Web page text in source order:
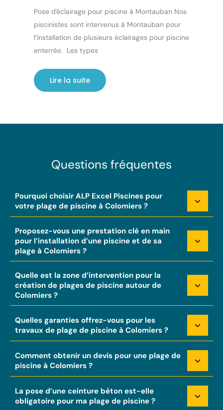
Pose d'éclairage pour piscine à Montauban Nos
piscinistes sont intervenus à Montauban pour
l’installation de plusieurs éclairages pour piscine
enterrée. Les types
Lire la suite
Questions fréquentes
Pourquoi choisir ALP Excel Piscines pour
votre plage de piscine à Colomiers ?
Proposez-vous une prestation clé en main
pour l’installation d’une piscine et de sa
plage à Colomiers ?
Quelle est la zone d’intervention pour la
création de plages de piscine autour de
Colomiers ?
Quelles garanties offrez-vous pour les
travaux de plage de piscine à Colomiers ?
Comment obtenir un devis pour une plage de
piscine à Colomiers ?
La pose d’une ceinture béton est-elle
obligatoire pour ma plage de piscine ?